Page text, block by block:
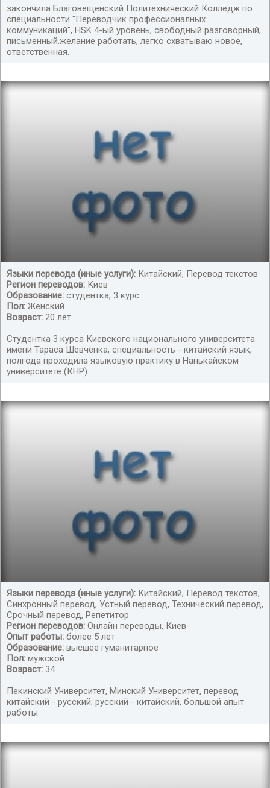
закончила Благовещенский Политехнический Колледж по
специальности "Переводчик профессионалных
коммуникаций", HSK 4-ый уровень, свободный разговорный,
письменный.желание работать, легко схватываю новое,
ответственная.
Письменный перевод с китайского языка
Языки перевода (иные услуги): Китайский, Перевод текстов
Регион переводов: Киев
Образование: студентка, 3 курс
Пол: Женский
Возраст: 20 лет
Студентка 3 курса Киевского национального университета
имени Тараса Шевченка, специальность - китайский язык,
полгода проходила языковую практику в Нанькайском
университете (КНР).
русско-китайский; китайско-русский
Языки перевода (иные услуги): Китайский, Перевод текстов,
Синхронный перевод, Устный перевод, Технический перевод,
Срочный перевод, Репетитор
Регион переводов: Онлайн переводы, Киев
Опыт работы: более 5 лет
Образование: высшее гуманитарное
Пол: мужской
Возраст: 34
Пекинский Университет, Минский Университет, перевод
китайский - русский; русский - китайский, большой апыт
работы